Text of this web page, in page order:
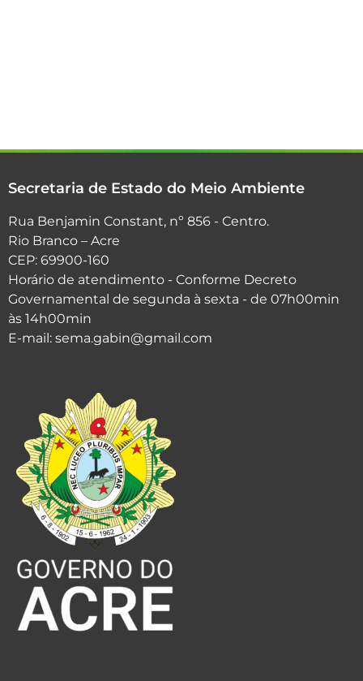
Secretaria de Estado do Meio Ambiente
Rua Benjamin Constant, nº 856 - Centro.
Rio Branco – Acre
CEP: 69900-160
Horário de atendimento - Conforme Decreto
Governamental de segunda à sexta - de 07h00min
às 14h00min
E-mail: sema.gabin@gmail.com